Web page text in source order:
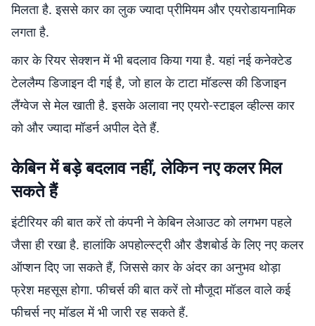
मिलता है. इससे कार का लुक ज्यादा प्रीमियम और एयरोडायनामिक
लगता है.
कार के रियर सेक्शन में भी बदलाव किया गया है. यहां नई कनेक्टेड
टेललैम्प डिजाइन दी गई है, जो हाल के टाटा मॉडल्स की डिजाइन
लैंग्वेज से मेल खाती है. इसके अलावा नए एयरो-स्टाइल व्हील्स कार
को और ज्यादा मॉडर्न अपील देते हैं.
केबिन में बड़े बदलाव नहीं, लेकिन नए कलर मिल
सकते हैं
इंटीरियर की बात करें तो कंपनी ने केबिन लेआउट को लगभग पहले
जैसा ही रखा है. हालांकि अपहोल्स्ट्री और डैशबोर्ड के लिए नए कलर
ऑप्शन दिए जा सकते हैं, जिससे कार के अंदर का अनुभव थोड़ा
फ्रेश महसूस होगा. फीचर्स की बात करें तो मौजूदा मॉडल वाले कई
फीचर्स नए मॉडल में भी जारी रह सकते हैं.